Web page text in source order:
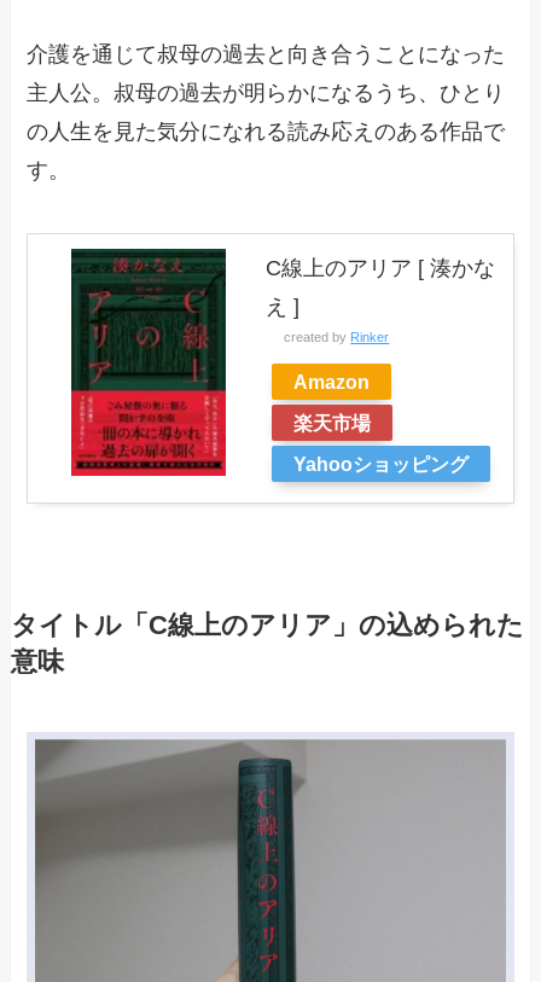
介護を通じて叔母の過去と向き合うことになった
主人公。叔母の過去が明らかになるうち、ひとり
の人生を見た気分になれる読み応えのある作品で
す。
C線上のアリア [ 湊かな
え ]
created by Rinker
Amazon
楽天市場
Yahooショッピング
タイトル「C線上のアリア」の込められた
意味